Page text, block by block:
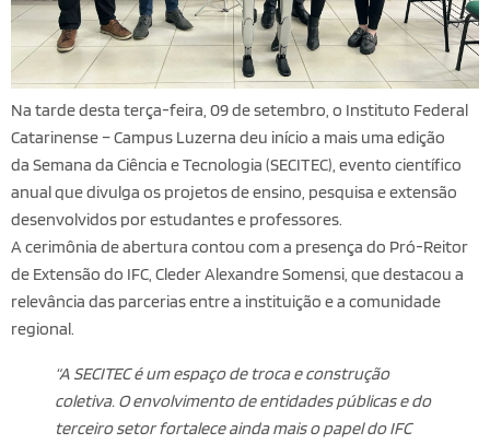
Na tarde desta terça-feira, 09 de setembro, o Instituto Federal
Catarinense – Campus Luzerna deu início a mais uma edição
da Semana da Ciência e Tecnologia (SECITEC), evento científico
anual que divulga os projetos de ensino, pesquisa e extensão
desenvolvidos por estudantes e professores.
A cerimônia de abertura contou com a presença do Pró-Reitor
de Extensão do IFC, Cleder Alexandre Somensi, que destacou a
relevância das parcerias entre a instituição e a comunidade
regional.
“A SECITEC é um espaço de troca e construção
coletiva. O envolvimento de entidades públicas e do
terceiro setor fortalece ainda mais o papel do IFC